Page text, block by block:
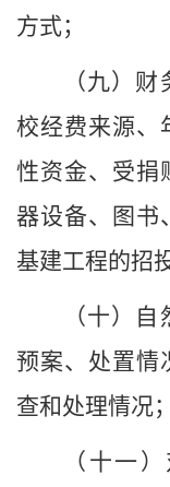
方式；
（九）
校经费来源、
性资金、受捐
器设备、图书
基建工程的招
（十）
预案、处置情
查和处理情况；
（十一